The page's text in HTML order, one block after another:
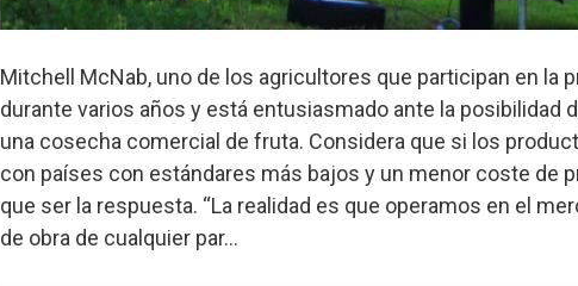
Mitchell McNab, uno de los agricultores que participan en la
durante varios años y está entusiasmado ante la posibilidad
una cosecha comercial de fruta. Considera que si los
con países con estándares más bajos y un menor coste de
que ser la respuesta. “La realidad es que operamos en el
de obra de cualquier par...